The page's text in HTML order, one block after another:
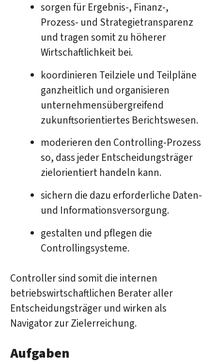
sorgen für Ergebnis-, Finanz-,
Prozess- und Strategietransparenz
und tragen somit zu höherer
Wirtschaftlichkeit bei.
koordinieren Teilziele und Teilpläne
ganzheitlich und organisieren
unternehmensübergreifend
zukunftsorientiertes Berichtswesen.
moderieren den Controlling-Prozess
so, dass jeder Entscheidungsträger
zielorientiert handeln kann.
sichern die dazu erforderliche Daten-
und Informationsversorgung.
gestalten und pflegen die
Controllingsysteme.
Controller sind somit die internen
betriebswirtschaftlichen Berater aller
Entscheidungsträger und wirken als
Navigator zur Zielerreichung.
Aufgaben